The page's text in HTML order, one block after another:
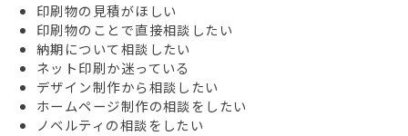
印刷物の見積がほしい
印刷物のことで直接相談したい
納期について相談したい
ネット印刷か迷っている
デザイン制作から相談したい
ホームページ制作の相談をしたい
ノベルティの相談をしたい